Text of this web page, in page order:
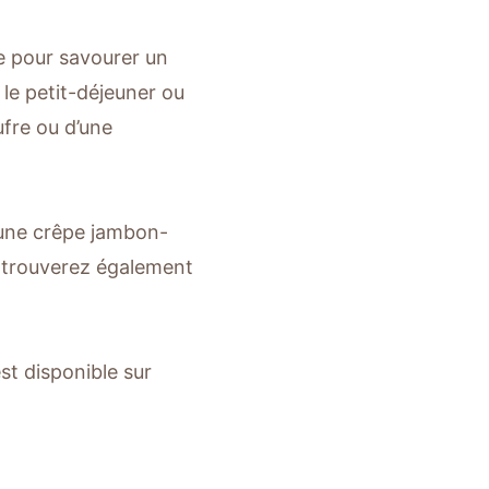
pour savourer un
petit-déjeuner ou
ou d’une
crêpe jambon-
également
disponible sur